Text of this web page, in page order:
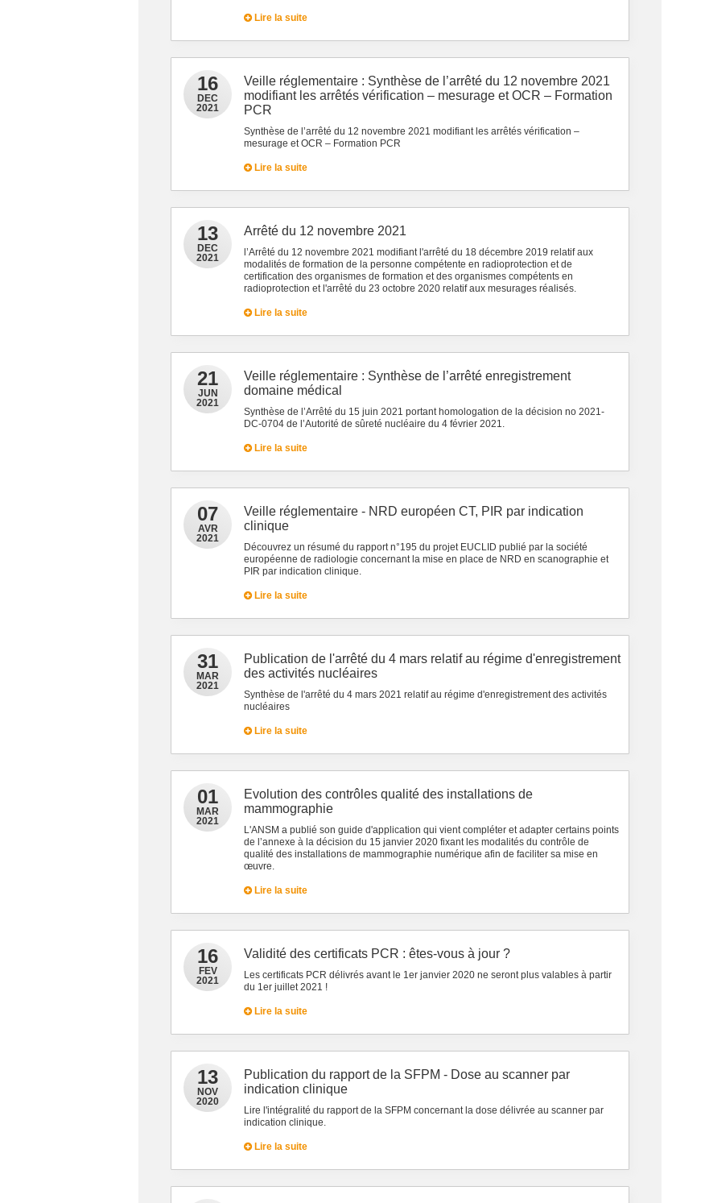
Lire la suite
16
DEC
2021
Veille réglementaire : Synthèse de l’arrêté du 12 novembre 2021
modifiant les arrêtés vérification – mesurage et OCR – Formation
PCR
Synthèse de l’arrêté du 12 novembre 2021 modifiant les arrêtés vérification –
mesurage et OCR – Formation PCR
Lire la suite
13
DEC
2021
Arrêté du 12 novembre 2021
l’Arrêté du 12 novembre 2021 modifiant l'arrêté du 18 décembre 2019 relatif aux
modalités de formation de la personne compétente en radioprotection et de
certification des organismes de formation et des organismes compétents en
radioprotection et l'arrêté du 23 octobre 2020 relatif aux mesurages réalisés.
Lire la suite
21
JUN
2021
Veille réglementaire : Synthèse de l’arrêté enregistrement
domaine médical
Synthèse de l’Arrêté du 15 juin 2021 portant homologation de la décision no 2021-
DC-0704 de l’Autorité de sûreté nucléaire du 4 février 2021.
Lire la suite
07
AVR
2021
Veille réglementaire - NRD européen CT, PIR par indication
clinique
Découvrez un résumé du rapport n°195 du projet EUCLID publié par la société
européenne de radiologie concernant la mise en place de NRD en scanographie et
PIR par indication clinique.
Lire la suite
31
MAR
2021
Publication de l'arrêté du 4 mars relatif au régime d'enregistrement
des activités nucléaires
Synthèse de l'arrêté du 4 mars 2021 relatif au régime d'enregistrement des activités
nucléaires
Lire la suite
01
MAR
2021
Evolution des contrôles qualité des installations de
mammographie
L'ANSM a publié son guide d'application qui vient compléter et adapter certains points
de l’annexe à la décision du 15 janvier 2020 fixant les modalités du contrôle de
qualité des installations de mammographie numérique afin de faciliter sa mise en
œuvre.
Lire la suite
16
FEV
2021
Validité des certificats PCR : êtes-vous à jour ?
Les certificats PCR délivrés avant le 1er janvier 2020 ne seront plus valables à partir
du 1er juillet 2021 !
Lire la suite
13
NOV
2020
Publication du rapport de la SFPM - Dose au scanner par
indication clinique
Lire l'intégralité du rapport de la SFPM concernant la dose délivrée au scanner par
indication clinique.
Lire la suite